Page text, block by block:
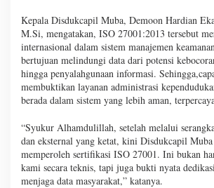
Kepala Disdukcapil Muba, Demoon Hardian
M.Si, mengatakan, ISO 27001:2013 tersebut
internasional dalam sistem manajemen
bertujuan melindungi data dari potensi
hingga penyalahgunaan informasi.
membuktikan layanan administrasi
berada dalam sistem yang lebih aman,
“Syukur Alhamdulillah, setelah melalui
dan eksternal yang ketat, kini Disdukcapil
memperoleh sertifikasi ISO 27001. Ini bukan
kami secara teknis, tapi juga bukti nyata
menjaga data masyarakat,” katanya.